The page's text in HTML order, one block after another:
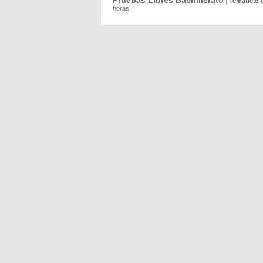
horas